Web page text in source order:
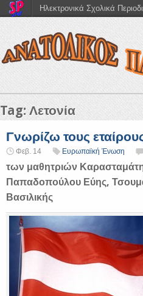
Tag: Λετονία
Γνωρίζω τους
Φεβ. 14 Ευρωπαϊκή Ένωση
των μαθητριών
Παπαδοπούλου Εύης,
Βασιλικής
Ηλεκτρονικά Σχολικά